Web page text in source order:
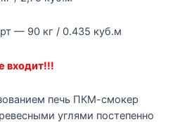
— 90 кг / 0.435 куб.м
входит!!!
печь ПКМ-смокер
углями постепенно